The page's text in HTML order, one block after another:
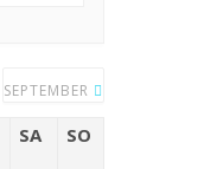
SEPTEMBER
SA SO